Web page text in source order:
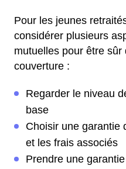
Pour les jeunes
considérer plusieurs
mutuelles pour être sûr
couverture :
Regarder le niveau
base
Choisir une garantie
et les frais associés
Prendre une